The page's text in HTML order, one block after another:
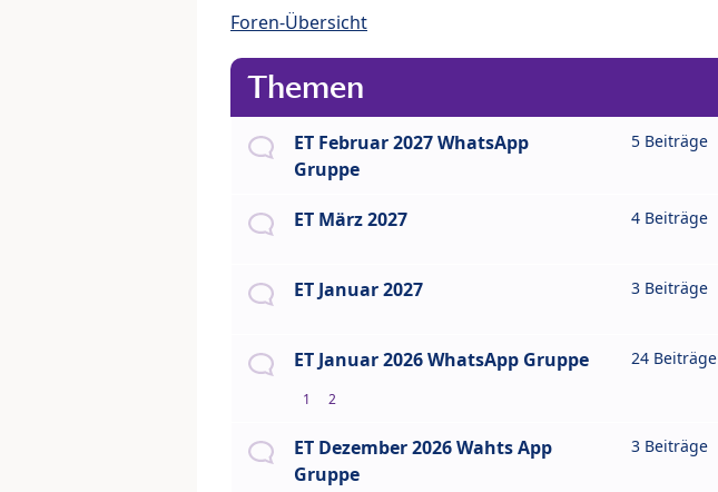
Foren-Übersicht
Themen
ET Februar 2027 WhatsApp
Gruppe
5 Beiträge
ET März 2027 4 Beiträge
ET Januar 2027 3 Beiträge
ET Januar 2026 WhatsApp Gruppe
1 2
24 Beiträge
ET Dezember 2026 Wahts App
Gruppe
3 Beiträge